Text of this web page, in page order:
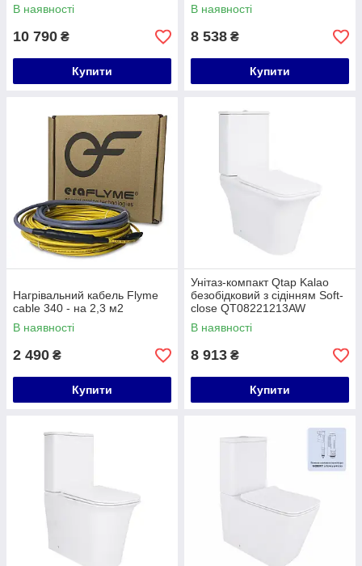
В наявності
10 790 ₴
Купити
В наявності
8 538 ₴
Купити
Нагрівальний кабель Flyme
cable 340 - на 2,3 м2
В наявності
2 490 ₴
Купити
Унітаз-компакт Qtap Kalao
безобідковий з сідінням Soft-
close QT08221213AW
В наявності
8 913 ₴
Купити